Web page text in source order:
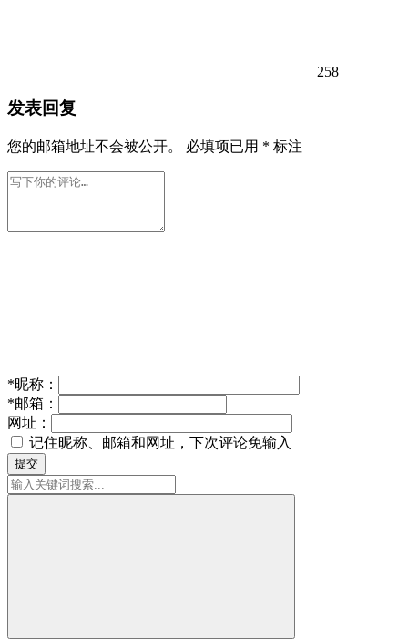
258
发表回复
您的邮箱地址不会被公开。 必填项已用 * 标注
*昵称：
*邮箱：
网址：
记住昵称、邮箱和网址，下次评论免输入
提交